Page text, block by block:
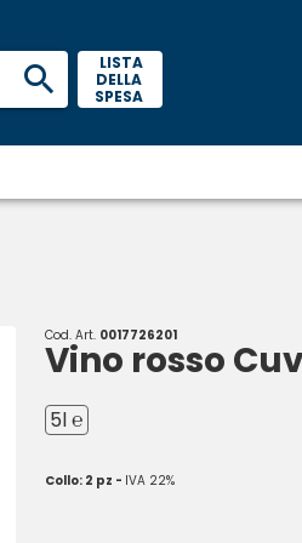
LISTA
DELLA
SPESA
Cod. Art. 0017726201
Vino rosso
5l ℮
Collo: 2 pz - IVA 22%